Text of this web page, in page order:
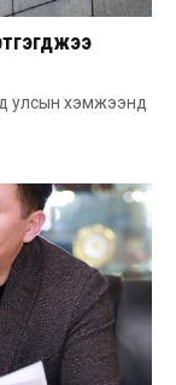
улсын хэмжээнд